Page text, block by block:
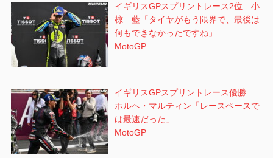
イギリスGPスプリントレース2位 小
椋 藍「タイヤがもう限界で、最後は
何もできなかったですね」
MotoGP
イギリスGPスプリントレース優勝
ホルヘ・マルティン「レースペースで
は最速だった」
MotoGP